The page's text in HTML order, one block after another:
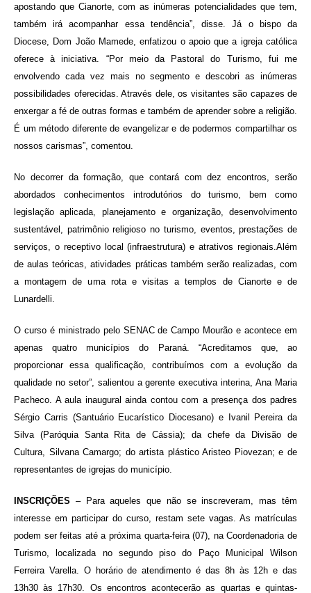
apostando que Cianorte, com as inúmeras potencialidades que tem,
também irá acompanhar essa tendência”, disse. Já o bispo da
Diocese, Dom João Mamede, enfatizou o apoio que a igreja católica
oferece à iniciativa. “Por meio da Pastoral do Turismo, fui me
envolvendo cada vez mais no segmento e descobri as inúmeras
possibilidades oferecidas. Através dele, os visitantes são capazes de
enxergar a fé de outras formas e também de aprender sobre a religião.
É um método diferente de evangelizar e de podermos compartilhar os
nossos carismas”, comentou.
No decorrer da formação, que contará com dez encontros, serão
abordados conhecimentos introdutórios do turismo, bem como
legislação aplicada, planejamento e organização, desenvolvimento
sustentável, patrimônio religioso no turismo, eventos, prestações de
serviços, o receptivo local (infraestrutura) e atrativos regionais.Além
de aulas teóricas, atividades práticas também serão realizadas, com
a montagem de uma rota e visitas a templos de Cianorte e de
Lunardelli.
O curso é ministrado pelo SENAC de Campo Mourão e acontece em
apenas quatro municípios do Paraná. “Acreditamos que, ao
proporcionar essa qualificação, contribuímos com a evolução da
qualidade no setor”, salientou a gerente executiva interina, Ana Maria
Pacheco. A aula inaugural ainda contou com a presença dos padres
Sérgio Carris (Santuário Eucarístico Diocesano) e Ivanil Pereira da
Silva (Paróquia Santa Rita de Cássia); da chefe da Divisão de
Cultura, Silvana Camargo; do artista plástico Aristeo Piovezan; e de
representantes de igrejas do município.
INSCRIÇÕES – Para aqueles que não se inscreveram, mas têm
interesse em participar do curso, restam sete vagas. As matrículas
podem ser feitas até a próxima quarta-feira (07), na Coordenadoria de
Turismo, localizada no segundo piso do Paço Municipal Wilson
Ferreira Varella. O horário de atendimento é das 8h às 12h e das
13h30 às 17h30. Os encontros acontecerão as quartas e quintas-